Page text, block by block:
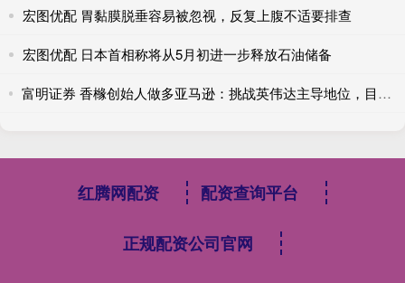
宏图优配 胃黏膜脱垂容易被忽视，反复上腹不适要排查
宏图优配 日本首相称将从5月初进一步释放石油储备
富明证券 香橼创始人做多亚马逊：挑战英伟达主导地位，目标价300美元
红腾网配资 配资查询平台
正规配资公司官网